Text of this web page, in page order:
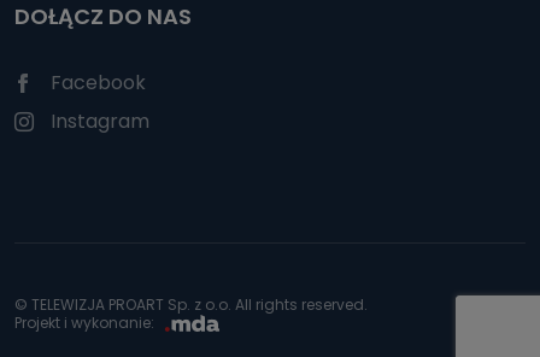
DOŁĄCZ DO NAS
Facebook
Instagram
© TELEWIZJA PROART Sp. z o.o. All rights reserved.
Projekt i wykonanie: